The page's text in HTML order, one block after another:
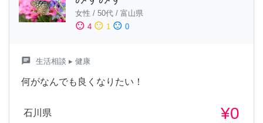
女性 / 50代 / 富山県
sentiment_satisfied 4 sentiment_neutral 1 sentiment_dissatisfied 0
chat 生活相談 ▸ 健康
何がなんでも良くなりたい！
石川県 ¥0